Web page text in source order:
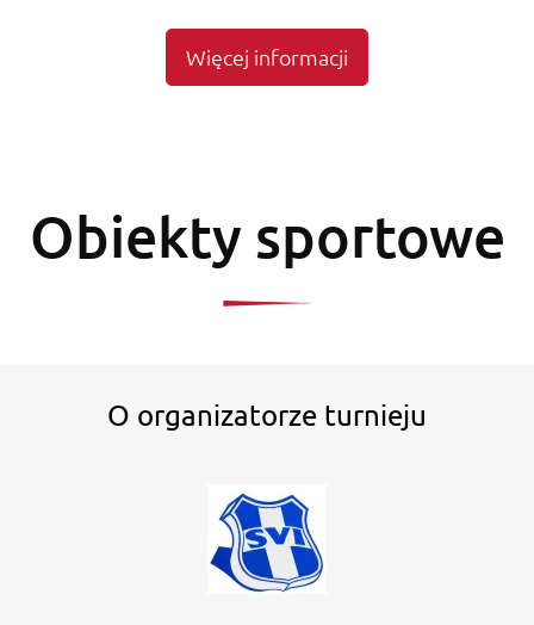
Więcej informacji
Obiekty sportowe
O organizatorze turnieju